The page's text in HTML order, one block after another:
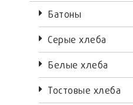
Батоны
Серые хлеба
Белые хлеба
Тостовые хлеба